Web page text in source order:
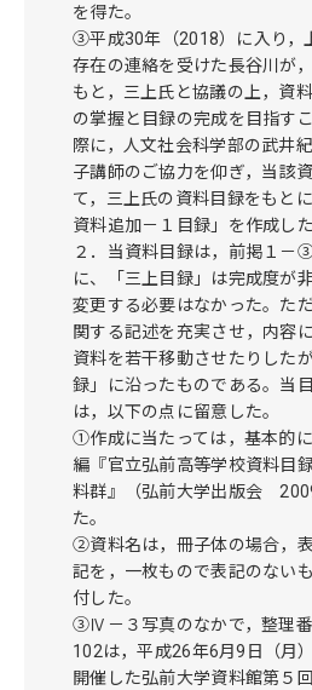
を得た。
③平成30年（2018）に入り，
存在の連絡を受けた長谷川が
もと，三上氏と協議の上，資
の掌握と目録の完成を目指す
際に，人文社会科学部の武井
子講師のご協力を仰ぎ，当該
て，三上氏の資料目録をもと
資料追加－１目録」を作成した
２．当資料目録は，前掲１－
に、「三上目録」は完成度が
変更する必要はなかった。た
関する記述を充実させ，内容
資料を若干移動させたりした
録」に沿ったものである。当
は，以下の点に留意した。
①作成に当たっては，基本的
編『官立弘前高等学校資料目
料群』（弘前大学出版会
た。
②資料名は，冊子体の場合，
記を，一枚もので表記のない
付した。
③Ⅳ－３写真のなかで，整理
102は，平成26年6月9日（月
開催した弘前大学資料館第５